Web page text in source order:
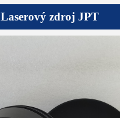
Laserový zdroj JPT